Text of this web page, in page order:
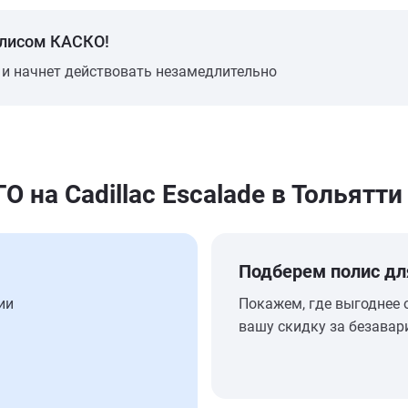
КАСКО!
начнет действовать незамедлительно
Cadillac Escalade в Тольятти
Подберем полис
Покажем, где выгоднее
вашу скидку за